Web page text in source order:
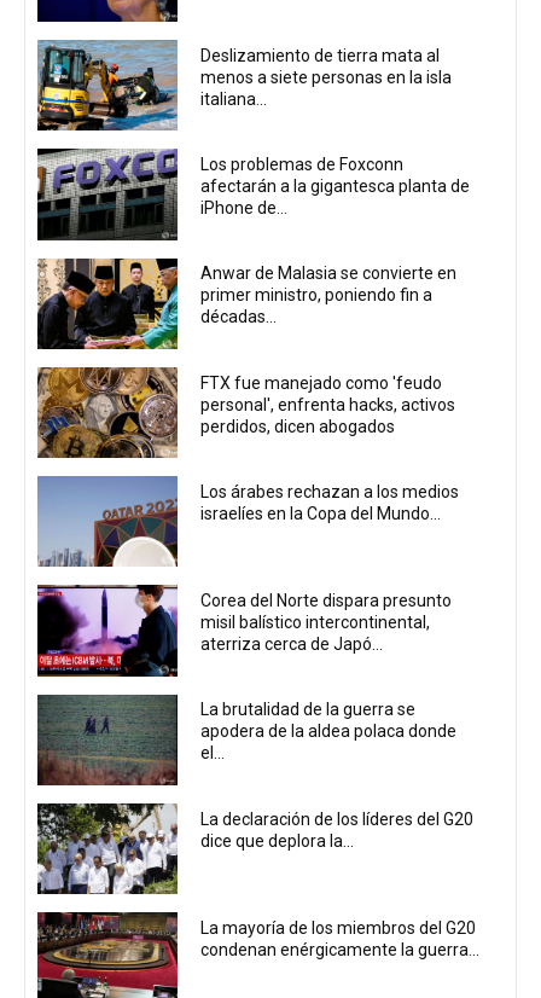
Deslizamiento de tierra mata al
menos a siete personas en la isla
italiana...
Los problemas de Foxconn
afectarán a la gigantesca planta de
iPhone de...
Anwar de Malasia se convierte en
primer ministro, poniendo fin a
décadas...
FTX fue manejado como 'feudo
personal', enfrenta hacks, activos
perdidos, dicen abogados
Los árabes rechazan a los medios
israelíes en la Copa del Mundo...
Corea del Norte dispara presunto
misil balístico intercontinental,
aterriza cerca de Japó...
La brutalidad de la guerra se
apodera de la aldea polaca donde
el...
La declaración de los líderes del G20
dice que deplora la...
La mayoría de los miembros del G20
condenan enérgicamente la guerra...